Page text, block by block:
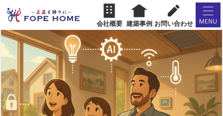
会社概要 建築事例 お問い合わせ